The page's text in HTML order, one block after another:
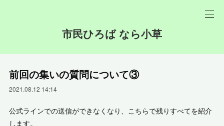
市民ひろば なら小草
前回の集いの質問について③
2021.08.12 14:14
公式ラインでの送信ができなくなり、こちらで残りすべてを紹介
します。